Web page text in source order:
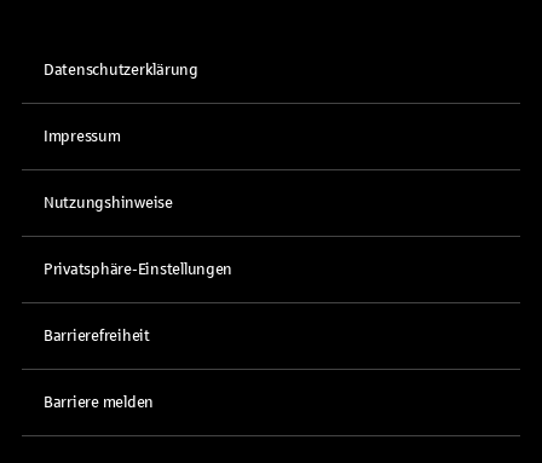
Datenschutzerklärung
Impressum
Nutzungshinweise
Privatsphäre-Einstellungen
Barrierefreiheit
Barriere melden